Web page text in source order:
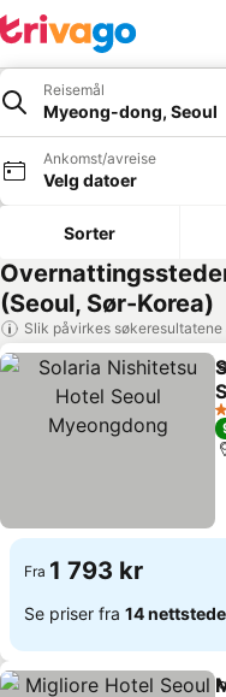
Reisemål
Myeong-dong, Seoul
Ankomst/avreise
Velg datoer
Sorter
(Seoul, Sør-Korea)
Slik påvirkes
Fra 1 793 kr
Se priser fra 14